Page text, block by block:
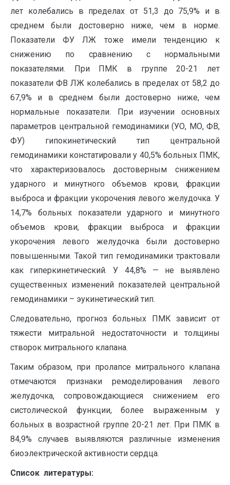
лет колебались в пределах от 51,3 до 75,9% и в
среднем были достоверно ниже, чем в норме.
Показатели ФУ ЛЖ тоже имели тенденцию к
снижению по сравнению с нормальными
показателями. При ПМК в группе 20-21 лет
показатели ФВ ЛЖ колебались в пределах от 58,2 до
67,9% и в среднем были достоверно ниже, чем
нормальные показатели. При изучении основных
параметров центральной гемодинамики (УО, МО, ФВ,
ФУ) гипокинетический тип центральной
гемодинамики констатировали у 40,5% больных ПМК,
что характеризовалось достоверным снижением
ударного и минутного объемов крови, фракции
выброса и фракции укорочения левого желудочка. У
14,7% больных показатели ударного и минутного
объемов крови, фракции выброса и фракции
укорочения левого желудочка были достоверно
повышенными. Такой тип гемодинамики трактовали
как гиперкинетический. У 44,8% — не выявлено
существенных изменений показателей центральной
гемодинамики – эукинетический тип.
Следовательно, прогноз больных ПМК зависит от
тяжести митральной недостаточности и толщины
створок митрального клапана.
Таким образом, при пролапсе митрального клапана
отмечаются признаки ремоделирования левого
желудочка, сопровождающиеся снижением его
систолической функции, более выраженным у
больных в возрастной группе 20-21 лет. При ПМК в
84,9% случаев выявляются различные изменения
биоэлектрической активности сердца.
Список литературы: